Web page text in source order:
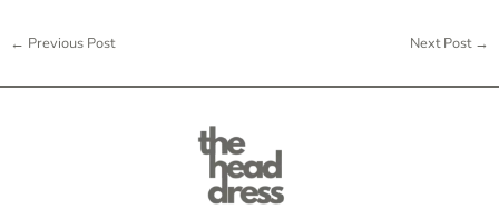
← Previous Post Next Post →